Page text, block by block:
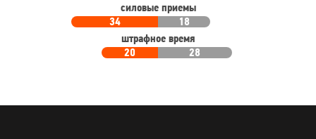
силовые приемы
34
18
штрафное время
20
28